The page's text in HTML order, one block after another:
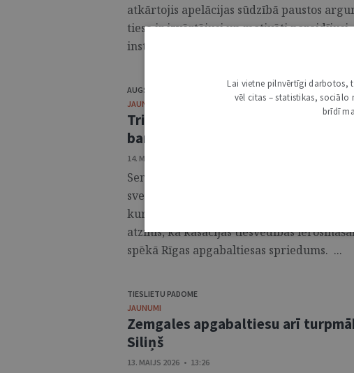
atkārtojis apelācijas sūdzībā paustos
tiesa ir izvērtējusi un motivēti
instances tiesas nolēmuma atcelšanu
AUGSTĀKĀ TIESA
JAUNUMI
Trim apsūdzētajiem stājies spēkā
bankomāta spridzināšanas lietā
14. MAIJS 2026 • 13:42
Senāta Krimināllietu departaments lietā
svešas mantas bojāšanu vispārbīstamā
kuras iesniedzis viens no apsūdzētajiem
atzinis, ka kasācijas tiesvedības
spēkā Rīgas apgabaltiesas spriedums. ...
TIESLIETU PADOME
JAUNUMI
Zemgales apgabaltiesu arī
Siliņš
13. MAIJS 2026 • 13:26
Lai vietne pilnvērtīgi darbotos,
vēl citas – statistikas,
brīdī